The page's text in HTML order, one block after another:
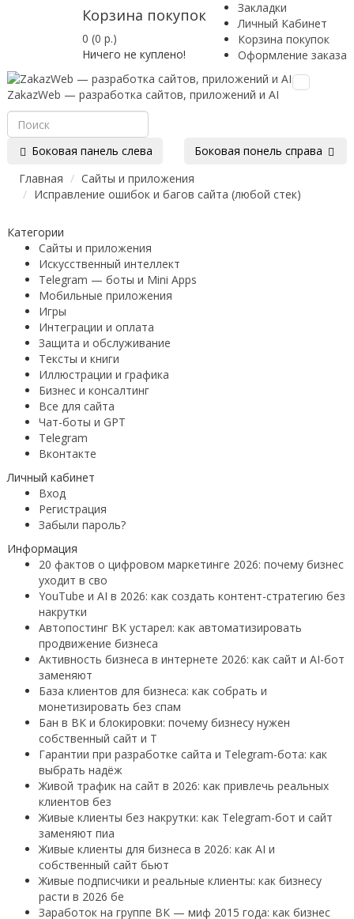
Закладки
Личный Кабинет
Корзина покупок
Оформление заказа
Корзина покупок
0 (0 р.)
Ничего не куплено!
ZakazWeb — разработка сайтов, приложений и AI
Toggle
Боковая панель слева
Боковая понель справа
Главная
Сайты и приложения
Исправление ошибок и багов сайта (любой стек)
Категории
Сайты и приложения
Искусственный интеллект
Telegram — боты и Mini Apps
Мобильные приложения
Игры
Интеграции и оплата
Защита и обслуживание
Тексты и книги
Иллюстрации и графика
Бизнес и консалтинг
Все для сайта
Чат-боты и GPT
Telegram
Вконтакте
Личный кабинет
Вход
Регистрация
Забыли пароль?
Информация
20 фактов о цифровом маркетинге 2026: почему бизнес
уходит в сво
YouTube и AI в 2026: как создать контент-стратегию без
накрутки
Автопостинг ВК устарел: как автоматизировать
продвижение бизнеса
Активность бизнеса в интернете 2026: как сайт и AI-бот
заменяют
База клиентов для бизнеса: как собрать и
монетизировать без спам
Бан в ВК и блокировки: почему бизнесу нужен
собственный сайт и T
Гарантии при разработке сайта и Telegram-бота: как
выбрать надёж
Живой трафик на сайт в 2026: как привлечь реальных
клиентов без
Живые клиенты без накрутки: как Telegram-бот и сайт
заменяют пиа
Живые клиенты для бизнеса в 2026: как AI и
собственный сайт бьют
Живые подписчики и реальные клиенты: как бизнесу
расти в 2026 бе
Заработок на группе ВК — миф 2015 года: как бизнес